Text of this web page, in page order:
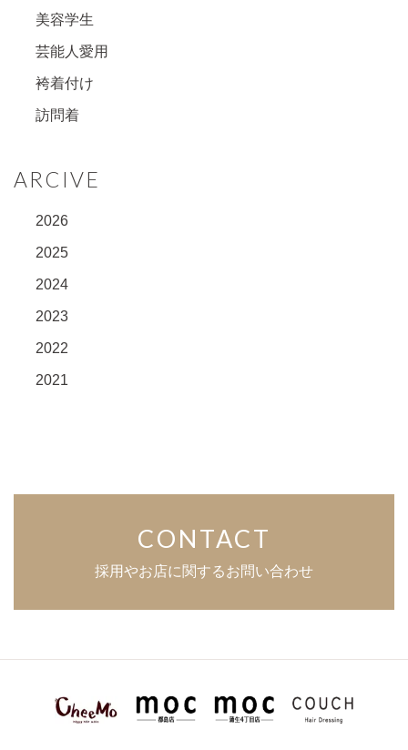
美容学生
芸能人愛用
袴着付け
訪問着
ARCIVE
2026
2025
2024
2023
2022
2021
CONTACT
採用やお店に関するお問い合わせ